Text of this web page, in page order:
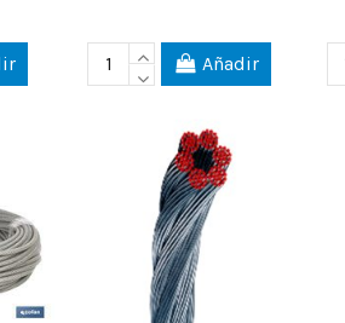
Añadir